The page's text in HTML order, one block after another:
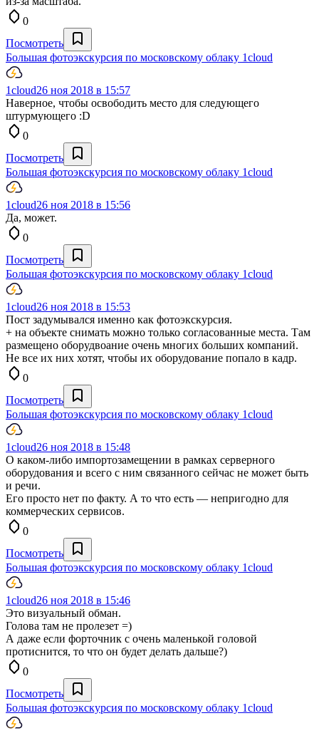
0
Посмотреть
Большая фотоэкскурсия по московскому облаку 1cloud
1cloud26 ноя 2018 в 15:57
Наверное, чтобы освободить место для следующего
штурмующего :D
0
Посмотреть
Большая фотоэкскурсия по московскому облаку 1cloud
1cloud26 ноя 2018 в 15:56
Да, может.
0
Посмотреть
Большая фотоэкскурсия по московскому облаку 1cloud
1cloud26 ноя 2018 в 15:53
Пост задумывался именно как фотоэкскурсия.
+ на объекте снимать можно только согласованные места. Там
размещено оборудвоание очень многих больших компаний.
Не все их них хотят, чтобы их оборудование попало в кадр.
0
Посмотреть
Большая фотоэкскурсия по московскому облаку 1cloud
1cloud26 ноя 2018 в 15:48
О каком-либо импортозамещении в рамках серверного
оборудования и всего с ним связанного сейчас не может быть
и речи.
Его просто нет по факту. А то что есть — непригодно для
коммерческих сервисов.
0
Посмотреть
Большая фотоэкскурсия по московскому облаку 1cloud
1cloud26 ноя 2018 в 15:46
Это визуальный обман.
Голова там не пролезет =)
А даже если форточник с очень маленькой головой
протиснится, то что он будет делать дальше?)
0
Посмотреть
Большая фотоэкскурсия по московскому облаку 1cloud